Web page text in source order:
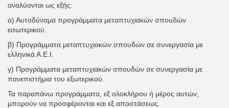
αναλύονται ως εξής:
α) Αυτοδύναμα προγράμματα μεταπτυχιακών σπουδών
εσωτερικού.
β) Προγράμματα μεταπτυχιακών σπουδών σε συνεργασία με
ελληνικά Α.Ε.Ι.
γ) Προγράμματα μεταπτυχιακών σπουδών σε συνεργασία με
πανεπιστήμια του εξωτερικού.
Τα παραπάνω προγράμματα, εξ ολοκλήρου ή μέρος αυτών,
μπορούν να προσφέρονται και εξ αποστάσεως.